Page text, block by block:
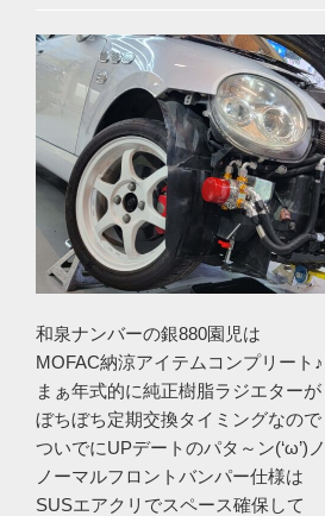
和泉ナンバーの銀880園児は
MOFAC納涼アイテムコンプリート♪
まぁ年式的に純正樹脂ラジエターが
ぼちぼち定期交換タイミングなので
ついでにUPデートのパタ～ン(‘ω’)ノ
ノーマルフロントバンパー仕様は
SUSエアクリでスペース確保して